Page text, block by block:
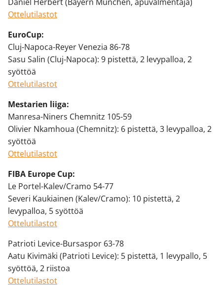
Ottelutilastot
EuroCup:
Cluj-Napoca-Reyer Venezia 86-78
Sasu Salin (Cluj-Napoca): 9 pistettä, 2 levypalloa, 2
syöttöä
Ottelutilastot
Mestarien liiga:
Manresa-Niners Chemnitz 105-59
Olivier Nkamhoua (Chemnitz): 6 pistettä, 3 levypalloa, 2
syöttöä
Ottelutilastot
FIBA Europe Cup:
Le Portel-Kalev/Cramo 54-77
Severi Kaukiainen (Kalev/Cramo): 10 pistettä, 2
levypalloa, 5 syöttöä
Ottelutilastot
Patrioti Levice-Bursaspor 63-78
Aatu Kivimäki (Patrioti Levice): 5 pistettä, 1 levypallo, 5
syöttöä, 2 riistoa
Ottelutilastot